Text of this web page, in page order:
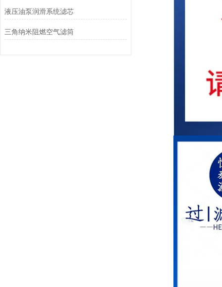
液压油泵润滑系统滤芯
三角纳米阻燃空气滤筒